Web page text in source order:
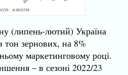
(липень-лютий) Україна
тон зернових, на 8%
маркетинговому році.
– в сезоні 2022/23